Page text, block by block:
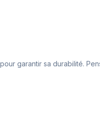
garantir sa durabilité.